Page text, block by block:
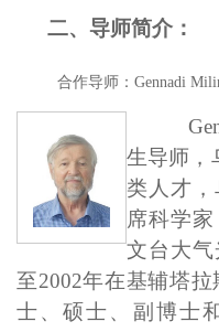
二、导师简介：
合作导师： Gennadi
生导师，
类人才，
席科学
文台大
至2002年在基辅塔
士、硕士、副博士